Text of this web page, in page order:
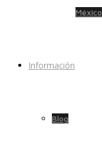
México
Información
Blog